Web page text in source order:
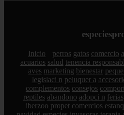
Inicio perros gatos comercio
acuarios salud tenencia
aves marketing bienestar
legislaci n peluquer a
complementos consejos
reptiles abandono adopci n ferias
iberzoo propet comercios